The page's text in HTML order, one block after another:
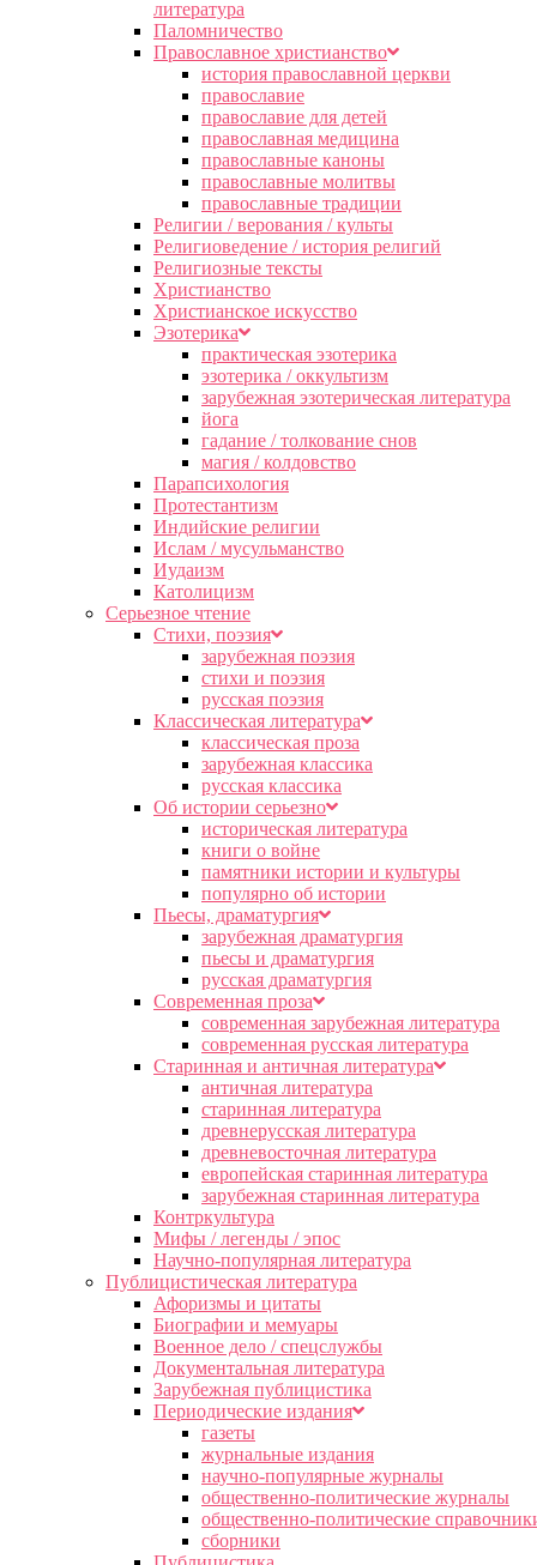
литература
Паломничество
Православное христианство
история православной церкви
православие
православие для детей
православная медицина
православные каноны
православные молитвы
православные традиции
Религии / верования / культы
Религиоведение / история религий
Религиозные тексты
Христианство
Христианское искусство
Эзотерика
практическая эзотерика
эзотерика / оккультизм
зарубежная эзотерическая литература
йога
гадание / толкование снов
магия / колдовство
Парапсихология
Протестантизм
Индийские религии
Ислам / мусульманство
Иудаизм
Католицизм
Серьезное чтение
Cтихи, поэзия
зарубежная поэзия
стихи и поэзия
русская поэзия
Классическая литература
классическая проза
зарубежная классика
русская классика
Об истории серьезно
историческая литература
книги о войне
памятники истории и культуры
популярно об истории
Пьесы, драматургия
зарубежная драматургия
пьесы и драматургия
русская драматургия
Современная проза
современная зарубежная литература
современная русская литература
Старинная и античная литература
античная литература
старинная литература
древнерусская литература
древневосточная литература
европейская старинная литература
зарубежная старинная литература
Контркультура
Мифы / легенды / эпос
Научно-популярная литература
Публицистическая литература
Афоризмы и цитаты
Биографии и мемуары
Военное дело / спецслужбы
Документальная литература
Зарубежная публицистика
Периодические издания
газеты
журнальные издания
научно-популярные журналы
общественно-политические журналы
общественно-политические
сборники